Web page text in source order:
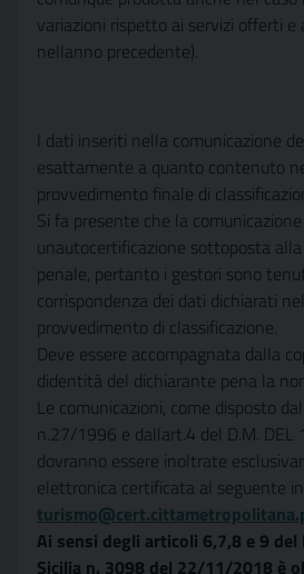
variazioni rispetto ai servizi offerti e
nellanno precedente).
I dati inseriti nella comunicazione
esattamente a quanto contenuto
provvedimento finale di
Si fa presente che la
unautocertificazione sottoposta
penale, pertanto i gestori sono
corrispondenza dei dati dichiarati
provvedimento di classificazione.
Deve essere accompagnata dalla
didentità del dichiarante pena la
Le comunicazioni, come disposto
n.27/1996 e dallart.4 del D.M.
dovranno essere inoltrate
elettronica certificata al seguente
Ai sensi degli articoli 6,7,8 e 9 del
Sicilia n. 3098 del 22/11/2018 è